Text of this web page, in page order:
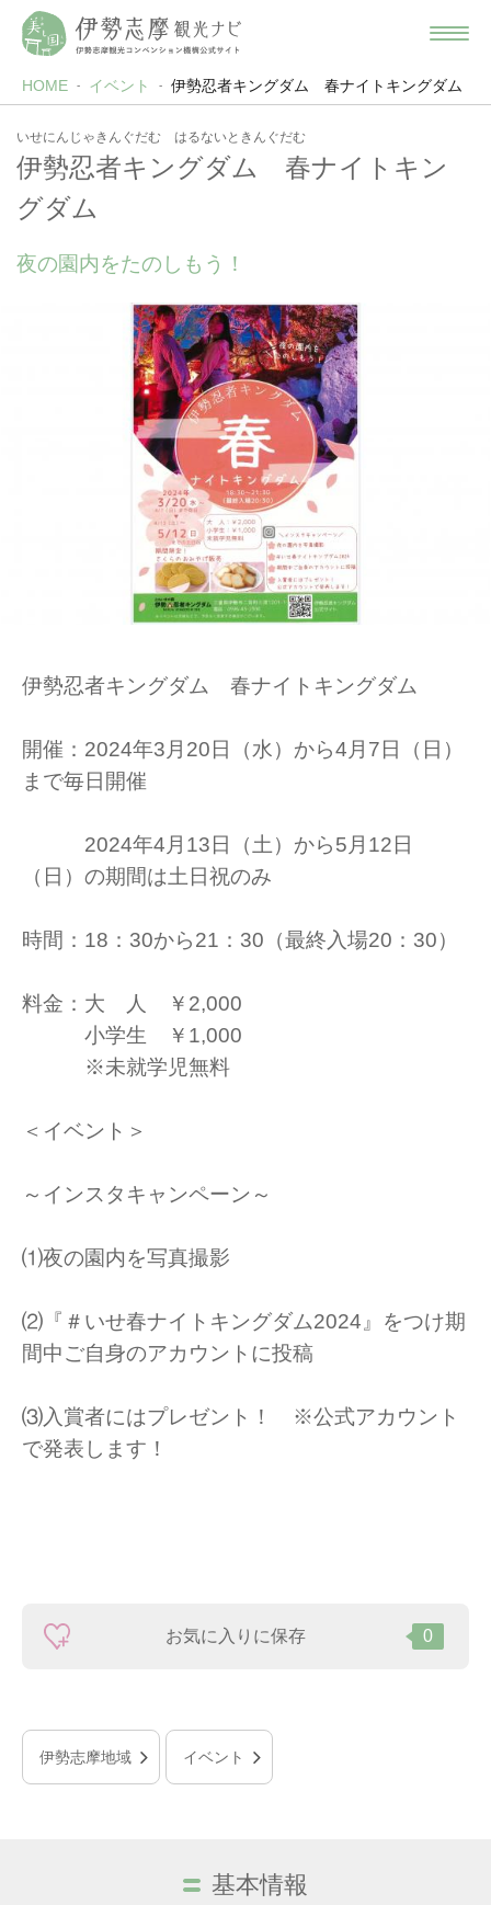
HOME イベント 伊勢忍者キングダム 春ナイトキングダム
いせにんじゃきんぐだむ はるないときんぐだむ
伊勢忍者キングダム 春ナイトキン
グダム
夜の園内をたのしもう！
伊勢忍者キングダム 春ナイトキングダム
開催：2024年3月20日（水）から4月7日（日）
まで毎日開催
2024年4月13日（土）から5月12日
（日）の期間は土日祝のみ
時間：18：30から21：30（最終入場20：30）
料金：大 人 ￥2,000
小学生 ￥1,000
※未就学児無料
＜イベント＞
～インスタキャンペーン～
⑴夜の園内を写真撮影
⑵『＃いせ春ナイトキングダム2024』をつけ期
間中ご自身のアカウントに投稿
⑶入賞者にはプレゼント！ ※公式アカウント
で発表します！
お気に入りに保存 0
伊勢志摩地域 イベント
基本情報